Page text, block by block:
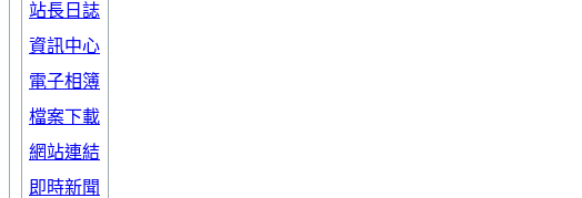
站長日誌
資訊中心
電子相簿
檔案下載
網站連結
即時新聞